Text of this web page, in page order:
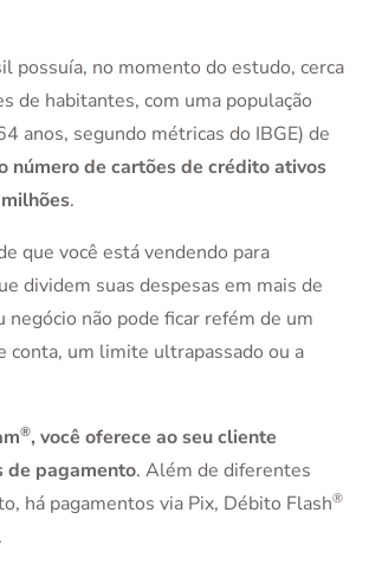
possuía, no momento do estudo, cerca
de habitantes, com uma população
anos, segundo métricas do IBGE) de
número de cartões de crédito ativos
.
que você está vendendo para
dividem suas despesas em mais de
negócio não pode ficar refém de um
conta, um limite ultrapassado ou a
®, você oferece ao seu cliente
de pagamento. Além de diferentes
há pagamentos via Pix, Débito Flash®
.